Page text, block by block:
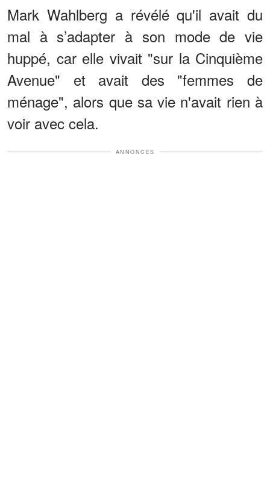
Mark Wahlberg a révélé qu'il avait du
mal à s’adapter à son mode de vie
huppé, car elle vivait "sur la Cinquième
Avenue" et avait des "femmes de
ménage", alors que sa vie n'avait rien à
voir avec cela.
ANNONCES